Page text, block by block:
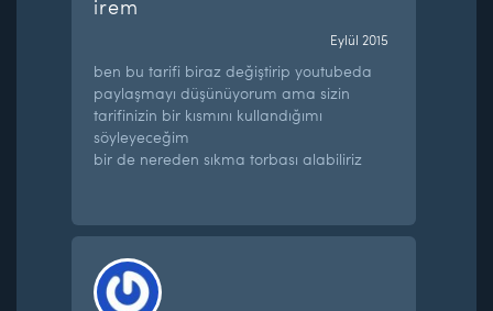
irem
Eylül 2015
ben bu tarifi biraz değiştirip youtubeda
paylaşmayı düşünüyorum ama sizin
tarifinizin bir kısmını kullandığımı
söyleyeceğim
bir de nereden sıkma torbası alabiliriz